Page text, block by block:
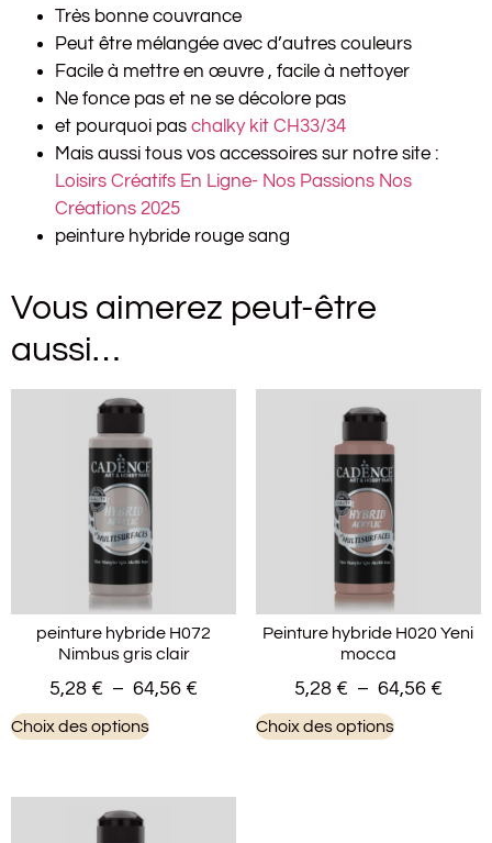
Très bonne couvrance
Peut être mélangée avec d’autres couleurs
Facile à mettre en œuvre , facile à nettoyer
Ne fonce pas et ne se décolore pas
et pourquoi pas chalky kit CH33/34
Mais aussi tous vos accessoires sur notre site :
Loisirs Créatifs En Ligne- Nos Passions Nos
Créations 2025
peinture hybride rouge sang
Vous aimerez peut-être
aussi…
peinture hybride H072
Nimbus gris clair
5,28 € – 64,56 €
Choix des options
Peinture hybride H020 Yeni
mocca
5,28 € – 64,56 €
Choix des options